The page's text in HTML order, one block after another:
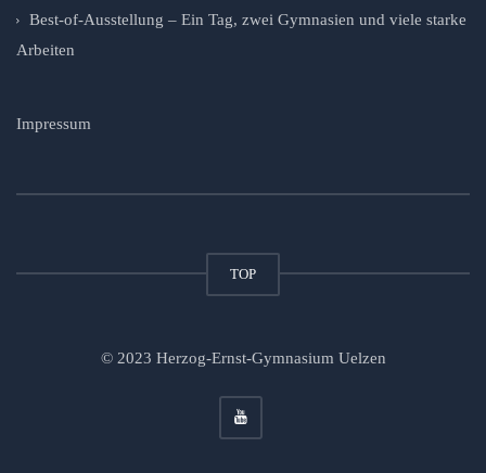
Best-of-Ausstellung – Ein Tag, zwei Gymnasien und viele starke
Arbeiten
Impressum
TOP
© 2023 Herzog-Ernst-Gymnasium Uelzen